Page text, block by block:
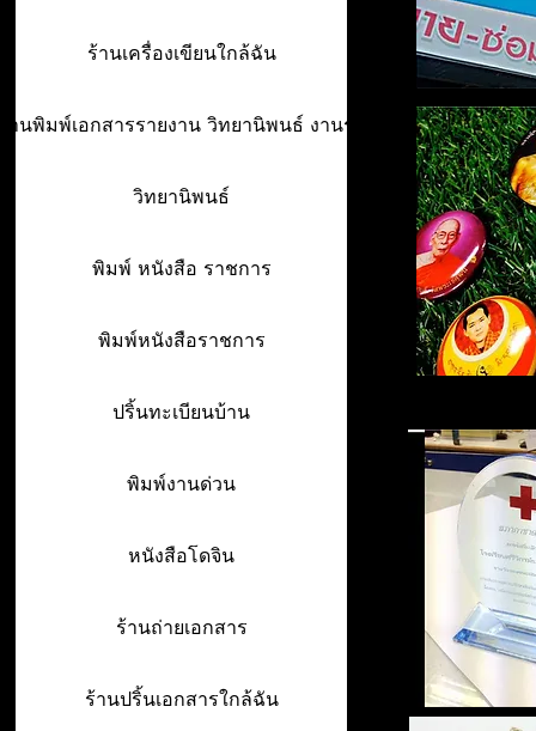
ร้านเครื่องเขียนใกล้ฉัน
านพิมพ์เอกสารรายงาน วิทยานิพนธ์ งานรา
วิทยานิพนธ์
พิมพ์ หนังสือ ราชการ
พิมพ์หนังสือราชการ
ปริ้นทะเบียนบ้าน
พิมพ์งานด่วน
หนังสือโดจิน
ร้านถ่ายเอกสาร
ร้านปริ้นเอกสารใกล้ฉัน